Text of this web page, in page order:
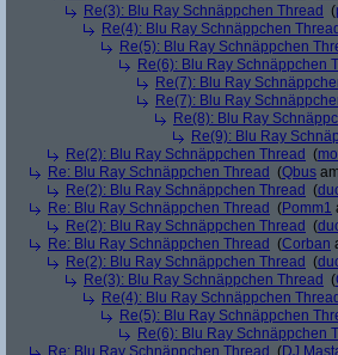
Re(3): Blu Ray Schnäppchen Thread (
Re(4): Blu Ray Schnäppchen Thread
Re(5): Blu Ray Schnäppchen
Re(6): Blu Ray Schnäppchen
Re(7): Blu Ray
Re(7): Blu Ray
Re(8): Blu Ray
Re(9): Blu Ray
Re(2): Blu Ray Schnäppchen Thread (
Re: Blu Ray Schnäppchen Thread (Qbus
Re(2): Blu Ray Schnäppchen Thread (
Re: Blu Ray Schnäppchen Thread (Pomm1
Re(2): Blu Ray Schnäppchen Thread (
Re: Blu Ray Schnäppchen Thread (Corban
Re(2): Blu Ray Schnäppchen Thread (
Re(3): Blu Ray Schnäppchen Thread (
Re(4): Blu Ray Schnäppchen Thread
Re(5): Blu Ray Schnäppchen
Re(6): Blu Ray Schnäppchen
Re: Blu Ray Schnäppchen Thread (DJ